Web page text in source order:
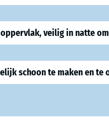
veilig in natte
schoon te maken en te